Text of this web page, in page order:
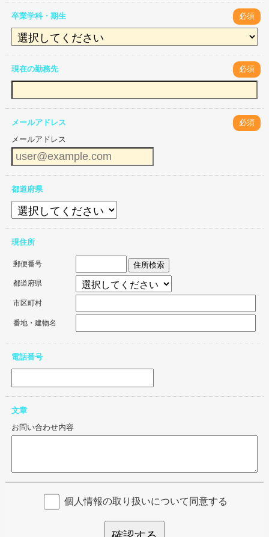
卒業学科・期生 必須
現在の勤務先 必須
メールアドレス
必須
メールアドレス
都道府県
現住所
郵便番号 住所検索
都道府県
市区町村
番地・建物名
電話番号
文章
お問い合わせ内容
個人情報の取り扱いについて同意する